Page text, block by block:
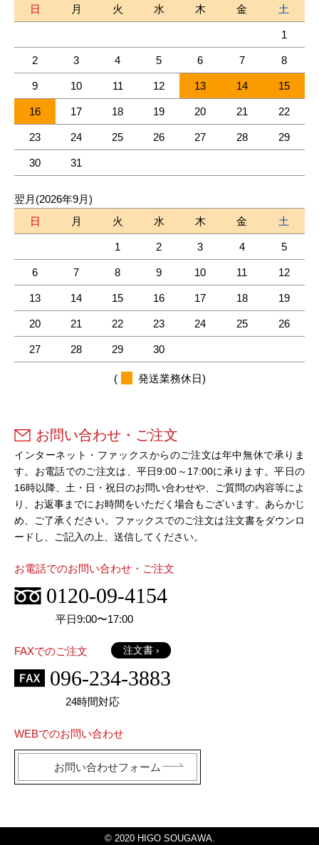
日
月 火 水 木 金 土
1
2 3 4 5 6 7 8
9 10 11 12 13 14 15
16 17 18 19 20 21 22
23 24 25 26 27 28 29
30 31
翌月(2026年9月)
日
月 火 水 木 金 土
1 2 3 4 5
6 7 8 9 10 11 12
13 14 15 16 17 18 19
20 21 22 23 24 25 26
27 28 29 30
( 発送業務休日)
お問い合わせ・ご注文
インターネット・ファックスからのご注文は年中無休で承りま
す。お電話でのご注文は、平日9:00～17:00に承ります。平日の
16時以降、土・日・祝日のお問い合わせや、ご質問の内容等によ
り、お返事までにお時間をいただく場合もございます。あらかじ
め、ご了承ください。ファックスでのご注文は注文書をダウンロ
ードし、ご記入の上、送信してください。
お電話でのお問い合わせ・ご注文
0120-09-4154
平日9:00〜17:00
FAXでのご注文 注文書 ›
096-234-3883
24時間対応
WEBでのお問い合わせ
お問い合わせフォーム
© 2020 HIGO SOUGAWA.